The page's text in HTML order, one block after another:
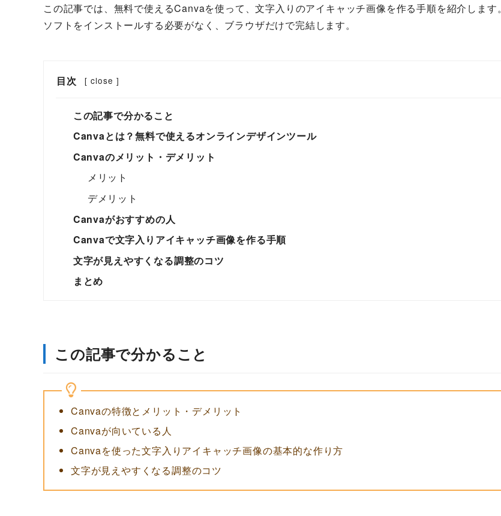
この記事では、無料で使えるCanvaを使って、文字入りのアイキャッチ画像を作る手順を紹介します。
ソフトをインストールする必要がなく、ブラウザだけで完結します。
目次 [ close ]
この記事で分かること
Canvaとは？無料で使えるオンラインデザインツール
Canvaのメリット・デメリット
メリット
デメリット
Canvaがおすすめの人
Canvaで文字入りアイキャッチ画像を作る手順
文字が見えやすくなる調整のコツ
まとめ
この記事で分かること
Canvaの特徴とメリット・デメリット
Canvaが向いている人
Canvaを使った文字入りアイキャッチ画像の基本的な作り方
文字が見えやすくなる調整のコツ